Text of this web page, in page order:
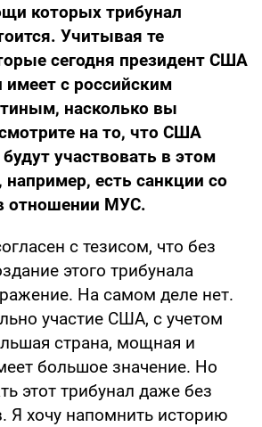
которых трибунал
Учитывая те
сегодня президент США
с российским
насколько вы
на то, что США
участвовать в этом
например, есть санкции со
отношении МУС.
с тезисом, что без
этого трибунала
На самом деле нет.
участие США, с учетом
страна, мощная и
большое значение. Но
этот трибунал даже без
Я хочу напомнить историю